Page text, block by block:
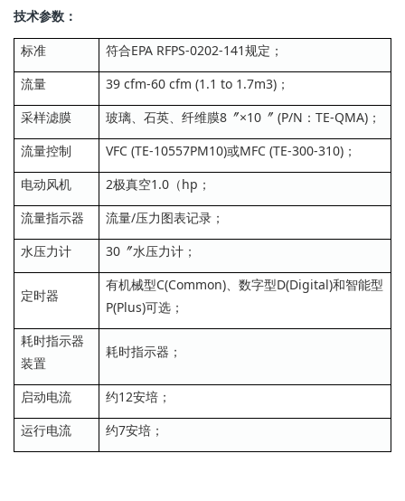
技术参数：
标准
符合EPA RFPS-0202-141规定；
流量
39 cfm-60 cfm (1.1 to 1.7m3)；
采样滤膜
玻璃、石英、纤维膜8〞×10〞 (P/N：TE-QMA)；
流量控制
VFC (TE-10557PM10)或MFC (TE-300-310)；
电动风机
2极真空1.0（hp；
流量指示器
流量/压力图表记录；
水压力计
30〞水压力计；
定时器
有机械型C(Common)、数字型D(Digital)和智能型
P(Plus)可选；
耗时指示器
装置
耗时指示器；
启动电流
约12安培；
运行电流
约7安培；